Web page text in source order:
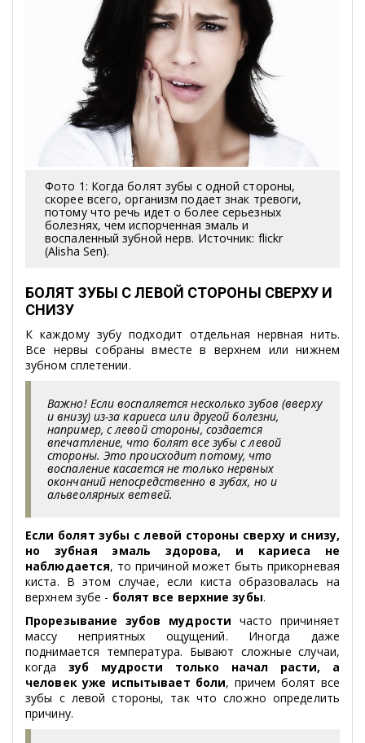
Фото 1: Когда болят зубы с одной стороны,
скорее всего, организм подает знак тревоги,
потому что речь идет о более серьезных
болезнях, чем испорченная эмаль и
воспаленный зубной нерв. Источник: flickr
(Alisha Sen).
БОЛЯТ ЗУБЫ С ЛЕВОЙ СТОРОНЫ СВЕРХУ И
СНИЗУ
К каждому зубу подходит отдельная нервная нить.
Все нервы собраны вместе в верхнем или нижнем
зубном сплетении.
Важно! Если воспаляется несколько зубов (вверху
и внизу) из-за кариеса или другой болезни,
например, с левой стороны, создается
впечатление, что болят все зубы с левой
стороны. Это происходит потому, что
воспаление касается не только нервных
окончаний непосредственно в зубах, но и
альвеолярных ветвей.
Если болят зубы с левой стороны сверху и снизу,
но зубная эмаль здорова, и кариеса не
наблюдается, то причиной может быть прикорневая
киста. В этом случае, если киста образовалась на
верхнем зубе - болят все верхние зубы.
Прорезывание зубов мудрости часто причиняет
массу неприятных ощущений. Иногда даже
поднимается температура. Бывают сложные случаи,
когда зуб мудрости только начал расти, а
человек уже испытывает боли, причем болят все
зубы с левой стороны, так что сложно определить
причину.